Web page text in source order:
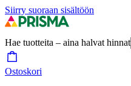
Siirry suoraan sisältöön
Hae tuotteita – aina halvat hinnat
Ostoskori